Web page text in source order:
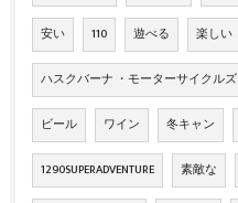
安い 110 遊べる 楽しい
ハスクバーナ ・モーターサイクルズ
ビール ワイン 冬キャン
1290SUPERADVENTURE 素敵な